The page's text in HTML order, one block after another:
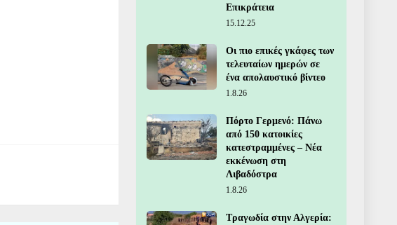
Επικράτεια
15.12.25
Οι πιο επικές γκάφες των
τελευταίων ημερών σε
ένα απολαυστικό βίντεο
1.8.26
Πόρτο Γερμενό: Πάνω
από 150 κατοικίες
κατεστραμμένες – Νέα
εκκένωση στη
Λιβαδόστρα
1.8.26
Τραγωδία στην Αλγερία: